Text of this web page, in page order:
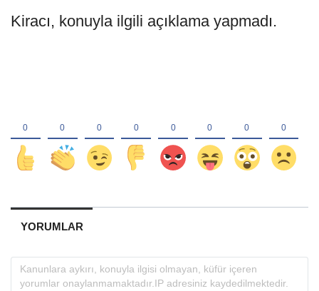
Kiracı, konuyla ilgili açıklama yapmadı.
YORUMLAR